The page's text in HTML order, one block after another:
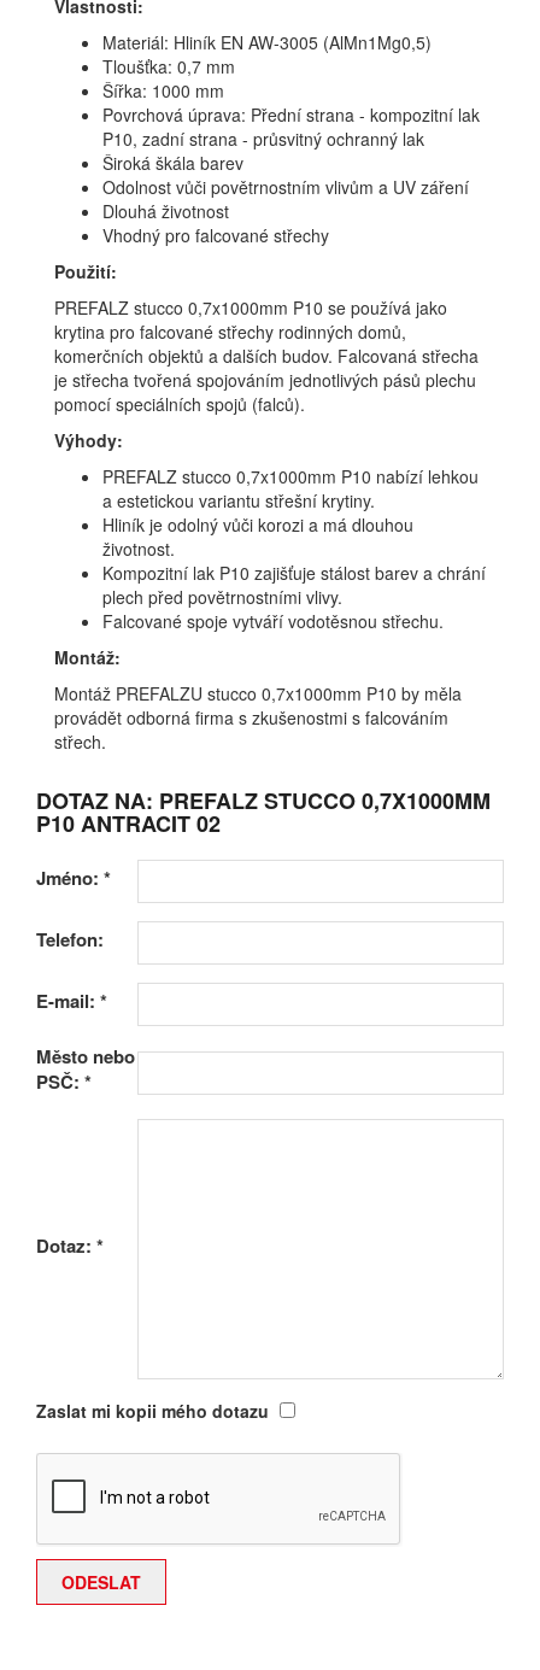
Vlastnosti:
Materiál: Hliník EN AW-3005 (AlMn1Mg0,5)
Tloušťka: 0,7 mm
Šířka: 1000 mm
Povrchová úprava: Přední strana - kompozitní lak
P10, zadní strana - průsvitný ochranný lak
Široká škála barev
Odolnost vůči povětrnostním vlivům a UV záření
Dlouhá životnost
Vhodný pro falcované střechy
Použití:
PREFALZ stucco 0,7x1000mm P10 se používá jako
krytina pro falcované střechy rodinných domů,
komerčních objektů a dalších budov. Falcovaná střecha
je střecha tvořená spojováním jednotlivých pásů plechu
pomocí speciálních spojů (falců).
Výhody:
PREFALZ stucco 0,7x1000mm P10 nabízí lehkou
a estetickou variantu střešní krytiny.
Hliník je odolný vůči korozi a má dlouhou
životnost.
Kompozitní lak P10 zajišťuje stálost barev a chrání
plech před povětrnostními vlivy.
Falcované spoje vytváří vodotěsnou střechu.
Montáž:
Montáž PREFALZU stucco 0,7x1000mm P10 by měla
provádět odborná firma s zkušenostmi s falcováním
střech.
DOTAZ NA: PREFALZ STUCCO 0,7X1000MM
P10 ANTRACIT 02
Jméno: *
Telefon:
E-mail: *
Město nebo
PSČ: *
Dotaz: *
Zaslat mi kopii mého dotazu